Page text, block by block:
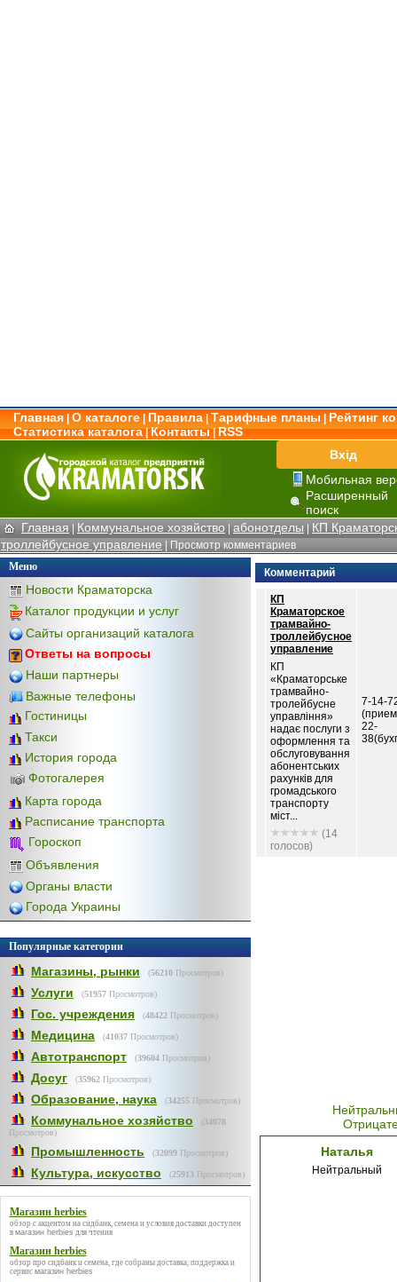
Главная О каталоге Правила Тарифные планы
Рейтинг
Статистика каталога|Контакты|RSS
Вхід
Мобильная
Расширенный
поиск
Главная | Коммунальное хозяйство | абонотделы | КП
троллейбусное управление | Просмотр комментариев
Меню
Новости Краматорска
Каталог продукции и услуг
Сайты организаций каталога
Ответы на вопросы
Наши партнеры
Важные телефоны
Гостиницы
Такси
История города
Фотогалерея
Карта города
Расписание транспорта
Гороскоп
Объявления
Органы власти
Города Украины
Популярные категории
Магазины, рынки (56210 Просмотров)
Услуги (51957 Просмотров)
Гос. учреждения (48422 Просмотров)
Медицина (41037 Просмотров)
Автотранспорт (39604 Просмотров)
Досуг (35962 Просмотров)
Образование, наука (34255 Просмотров)
Коммунальное хозяйство ( 34078
Просмотров)
Промышленность (32099 Просмотров)
Культура, искусство (25913 Просмотров)
Магазин herbies
обзор с акцентом на сидбанк, семена и условия доставки доступен
в магазин herbies для чтения
Магазин herbies
обзор про сидбанк и семена, где собраны доставка, поддержка и
сервис магазин herbies
Комментарий
КП
Краматорское
трамвайно-
троллейбусное
управление
КП
«Краматорське
трамвайно-
тролейбусне
управління»
надає послуги з
оформлення та
обслуговування
абонентських
рахунків для
громадського
транспорту
міст...
(14
голосов)
7-14-
22-
Наталья
Нейтральный